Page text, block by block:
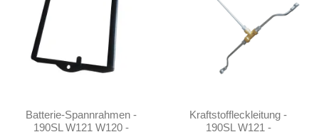
Batterie-Spannrahmen -
190SL W121 W120 -
Kraftstoffleckleitung -
190SL W121 -